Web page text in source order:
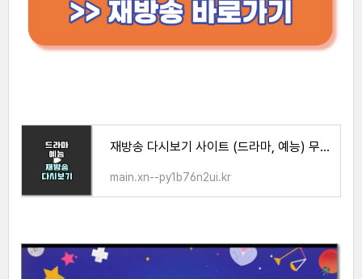
재방송 다시보기 사이트 (드라마, 예능) 무료 시청 방법
main.xn--py1b76n2ui.kr